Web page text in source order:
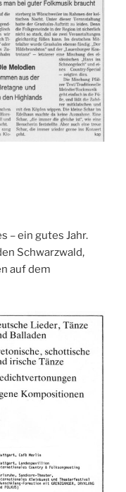
– ein gutes Jahr.
Schwarzwald,
auf dem